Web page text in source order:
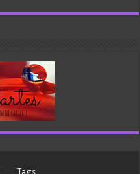
Tags